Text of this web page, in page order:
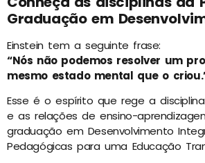
Graduação em
Einstein tem a seguinte frase:
“Nós não podemos resolver um
mesmo estado mental que o
Esse é o espírito que rege a
e as relações de ensino-
graduação em Desenvolvimento
Pedagógicas para uma Educação